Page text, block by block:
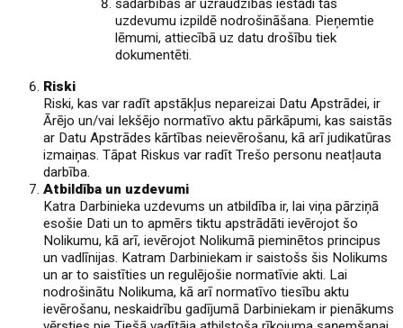
sadarbības ar uzraudzības iestādi tās
uzdevumu izpildē nodrošināšana. Pieņemtie
lēmumi, attiecībā uz datu drošību tiek
dokumentēti.
Riski
Riski, kas var radīt apstākļus nepareizai Datu Apstrādei, ir
Ārējo un/vai Iekšējo normatīvo aktu pārkāpumi, kas saistās
ar Datu Apstrādes kārtības neievērošanu, kā arī judikatūras
izmaiņas. Tāpat Riskus var radīt Trešo personu neatļauta
darbība.
Atbildība un uzdevumi
Katra Darbinieka uzdevums un atbildība ir, lai viņa pārziņā
esošie Dati un to apmērs tiktu apstrādāti ievērojot šo
Nolikumu, kā arī, ievērojot Nolikumā pieminētos principus
un vadlīnijas. Katram Darbiniekam ir saistošs šis Nolikums
un ar to saistīties un regulējošie normatīvie akti. Lai
nodrošinātu Nolikuma, kā arī normatīvo tiesību aktu
ievērošanu, neskaidrību gadījumā Darbiniekam ir pienākums